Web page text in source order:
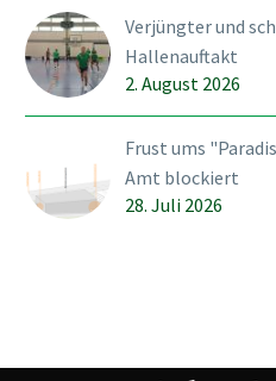
Verjüngter und
Hallenauftakt
2. August 2026
Frust ums
Amt blockiert
28. Juli 2026